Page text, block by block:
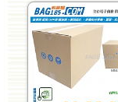
(回饋價)...61